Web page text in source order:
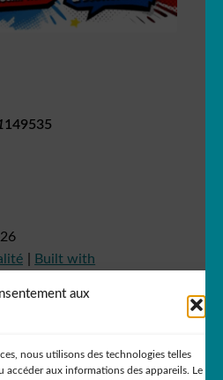
aux
nous utilisons des technologies telles
accéder aux informations des appareils. Le
149535
Built with